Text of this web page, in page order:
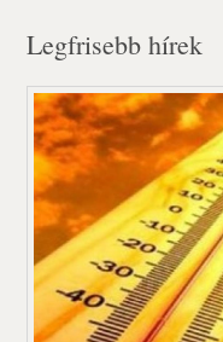
Legfrisebb hírek